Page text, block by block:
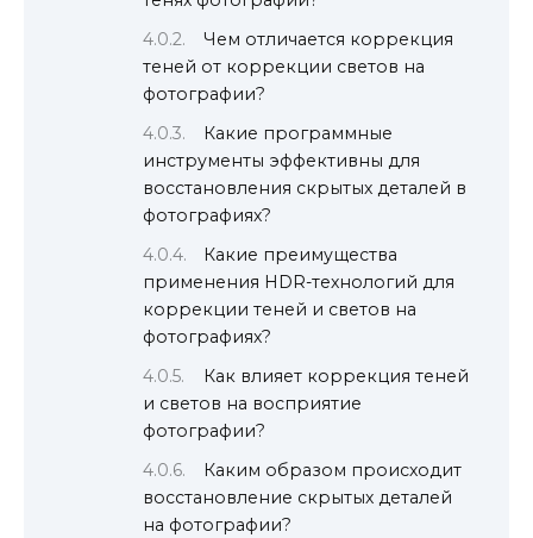
Чем отличается коррекция
теней от коррекции светов на
фотографии?
Какие программные
инструменты эффективны для
восстановления скрытых деталей в
фотографиях?
Какие преимущества
применения HDR-технологий для
коррекции теней и светов на
фотографиях?
Как влияет коррекция теней
и светов на восприятие
фотографии?
Каким образом происходит
восстановление скрытых деталей
на фотографии?